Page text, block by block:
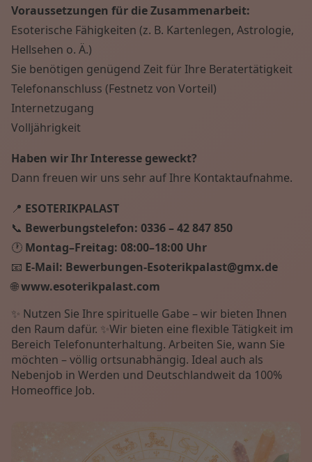
Voraussetzungen für die Zusammenarbeit:
Esoterische Fähigkeiten (z. B. Kartenlegen, Astrologie,
Hellsehen o. Ä.)
Sie benötigen genügend Zeit für Ihre Beratertätigkeit
Telefonanschluss (Festnetz von Vorteil)
Internetzugang
Volljährigkeit
Haben wir Ihr Interesse geweckt?
Dann freuen wir uns sehr auf Ihre Kontaktaufnahme.
📍 ESOTERIKPALAST
📞 Bewerbungstelefon: 0336 – 42 847 850
🕐 Montag–Freitag: 08:00–18:00 Uhr
📧 E-Mail: Bewerbungen-Esoterikpalast@gmx.de
🌐www.esoterikpalast.com
✨ Nutzen Sie Ihre spirituelle Gabe – wir bieten Ihnen
den Raum dafür. ✨Wir bieten eine flexible Tätigkeit im
Bereich Telefonunterhaltung. Arbeiten Sie, wann Sie
möchten – völlig ortsunabhängig. Ideal auch als
Nebenjob in Werden und Deutschlandweit da 100%
Homeoffice Job.